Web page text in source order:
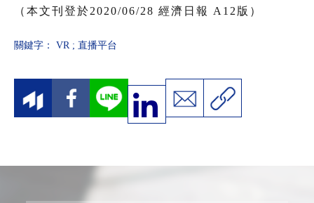
（本文刊登於2020/06/28 經濟日報 A12版）
關鍵字： VR ; 直播平台